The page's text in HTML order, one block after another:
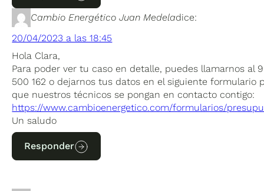
Cambio Energético Juan Medeladice:
20/04/2023 a las 18:45
Hola Clara,
Para poder ver tu caso en detalle, puedes llamarnos al
500 162 o dejarnos tus datos en el siguiente formulario
que nuestros técnicos se pongan en contacto contigo:
https://www.cambioenergetico.com/formularios/
Un saludo
Responder